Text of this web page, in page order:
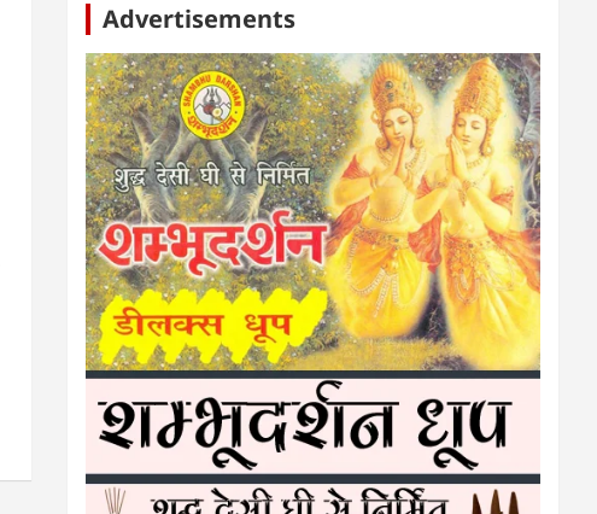
Advertisements